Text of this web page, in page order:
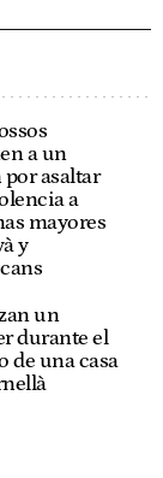
a un
asaltar
a
mayores
y
un
durante el
de una casa